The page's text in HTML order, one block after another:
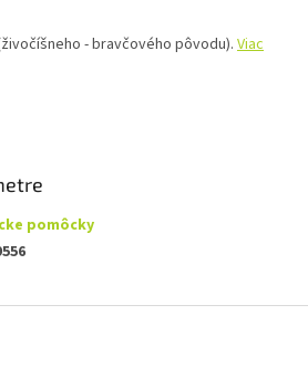
- bravčového pôvodu). Viac
pomôcky